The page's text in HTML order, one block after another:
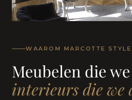
WAAROM MARCOTTE STYLE
Meubelen die
interieurs die we